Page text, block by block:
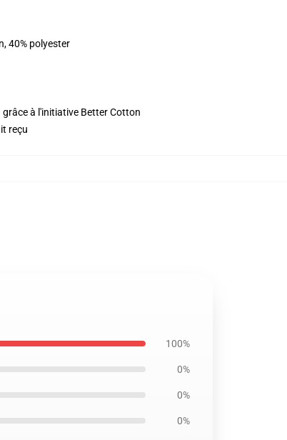
40% polyester
à l'initiative Better Cotton
reçu
100%
0%
0%
0%